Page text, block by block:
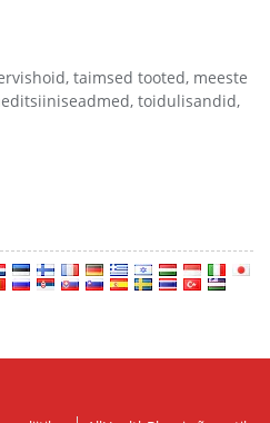
taimsed tooted, meeste
toidulisandid,